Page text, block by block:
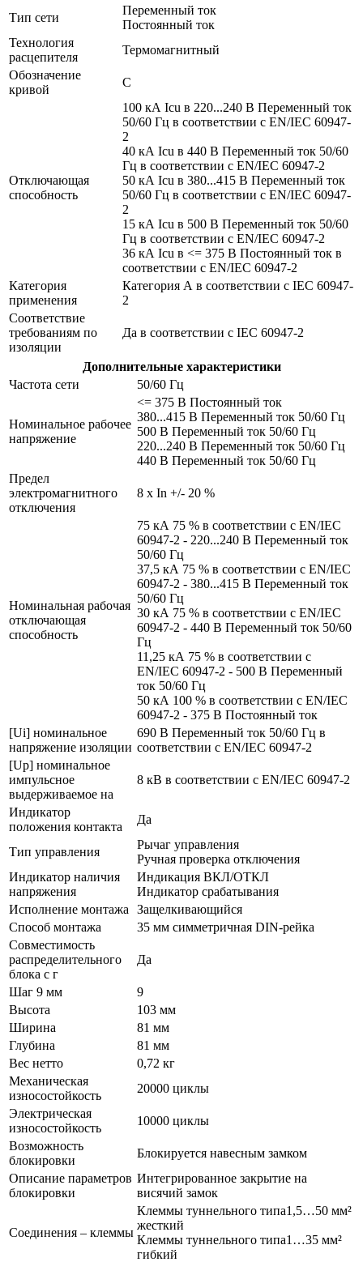
Тип сети
Переменный ток
Постоянный ток
Технология
расцепителя
Термомагнитный
Обозначение
кривой
С
Отключающая
способность
100 кА Icu в 220...240 В Переменный ток
50/60 Гц в соответствии с EN/IEC 60947-
2
40 кА Icu в 440 В Переменный ток 50/60
Гц в соответствии с EN/IEC 60947-2
50 кА Icu в 380...415 В Переменный ток
50/60 Гц в соответствии с EN/IEC 60947-
2
15 кА Icu в 500 В Переменный ток 50/60
Гц в соответствии с EN/IEC 60947-2
36 кА Icu в <= 375 В Постоянный ток в
соответствии с EN/IEC 60947-2
Категория
применения
Категория А в соответствии с IEC 60947-
2
Соответствие
требованиям по
изоляции
Да в соответствии с IEC 60947-2
Дополнительные характеристики
Частота сети
50/60 Гц
Номинальное рабочее
напряжение
<= 375 В Постоянный ток
380...415 В Переменный ток 50/60 Гц
500 В Переменный ток 50/60 Гц
220...240 В Переменный ток 50/60 Гц
440 В Переменный ток 50/60 Гц
Предел
электромагнитного
отключения
8 x In +/- 20 %
Номинальная рабочая
отключающая
способность
75 кА 75 % в соответствии с EN/IEC
60947-2 - 220...240 В Переменный ток
50/60 Гц
37,5 кА 75 % в соответствии с EN/IEC
60947-2 - 380...415 В Переменный ток
50/60 Гц
30 кА 75 % в соответствии с EN/IEC
60947-2 - 440 В Переменный ток 50/60
Гц
11,25 кА 75 % в соответствии с
EN/IEC 60947-2 - 500 В Переменный
ток 50/60 Гц
50 кА 100 % в соответствии с EN/IEC
60947-2 - 375 В Постоянный ток
[Ui] номинальное
напряжение изоляции
690 В Переменный ток 50/60 Гц в
соответствии с EN/IEC 60947-2
[Up] номинальное
импульсное
выдерживаемое на
8 кВ в соответствии с EN/IEC 60947-2
Индикатор
положения контакта
Да
Тип управления
Рычаг управления
Ручная проверка отключения
Индикатор наличия
напряжения
Индикация ВКЛ/ОТКЛ
Индикатор срабатывания
Исполнение монтажа
Защелкивающийся
Способ монтажа
35 мм симметричная DIN-рейка
Совместимость
распределительного
блока с г
Да
Шаг 9 мм
9
Высота
103 мм
Ширина
81 мм
Глубина
81 мм
Вес нетто
0,72 кг
Механическая
износостойкость
20000 циклы
Электрическая
износостойкость
10000 циклы
Возможность
блокировки
Блокируется навесным замком
Описание параметров
блокировки
Интегрированное закрытие на
висячий замок
Соединения – клеммы
Клеммы туннельного типа1,5…50 мм²
жесткий
Клеммы туннельного типа1…35 мм²
гибкий